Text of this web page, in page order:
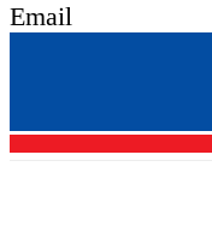
Email